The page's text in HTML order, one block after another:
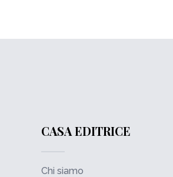
CASA EDITRICE
Chi siamo